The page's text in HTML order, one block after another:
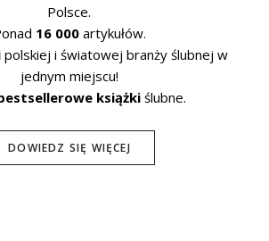
Polsce.
16 000artykułów.
polskiej i światowej branży ślubnej w
jednym miejscu!
książki ślubne.
DOWIEDZ SIĘ WIĘCEJ